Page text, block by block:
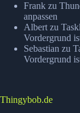
Frank zu
anpassen
Albert zu
Vordergrund
Sebastian zu
Vordergrund
Thingybob.de